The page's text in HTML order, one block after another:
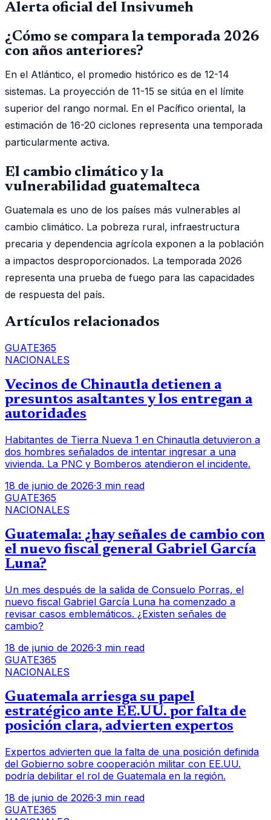
Alerta oficial del Insivumeh
¿Cómo se compara la temporada 2026
con años anteriores?
En el Atlántico, el promedio histórico es de 12-14
sistemas. La proyección de 11-15 se sitúa en el límite
superior del rango normal. En el Pacífico oriental, la
estimación de 16-20 ciclones representa una temporada
particularmente activa.
El cambio climático y la
vulnerabilidad guatemalteca
Guatemala es uno de los países más vulnerables al
cambio climático. La pobreza rural, infraestructura
precaria y dependencia agrícola exponen a la población
a impactos desproporcionados. La temporada 2026
representa una prueba de fuego para las capacidades
de respuesta del país.
Artículos relacionados
GUATE365
NACIONALES
Vecinos de Chinautla detienen a
presuntos asaltantes y los entregan a
autoridades
Habitantes de Tierra Nueva 1 en Chinautla detuvieron a
dos hombres señalados de intentar ingresar a una
vivienda. La PNC y Bomberos atendieron el incidente.
18 de junio de 2026·3 min read
GUATE365
NACIONALES
Guatemala: ¿hay señales de cambio con
el nuevo fiscal general Gabriel García
Luna?
Un mes después de la salida de Consuelo Porras, el
nuevo fiscal Gabriel García Luna ha comenzado a
revisar casos emblemáticos. ¿Existen señales de
cambio?
18 de junio de 2026·3 min read
GUATE365
NACIONALES
Guatemala arriesga su papel
estratégico ante EE.UU. por falta de
posición clara, advierten expertos
Expertos advierten que la falta de una posición definida
del Gobierno sobre cooperación militar con EE.UU.
podría debilitar el rol de Guatemala en la región.
18 de junio de 2026·3 min read
GUATE365